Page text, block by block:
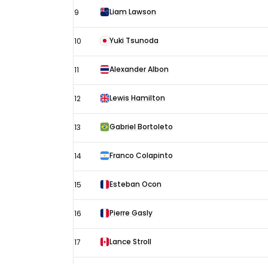
9 Liam Lawson
10 Yuki Tsunoda
11 Alexander Albon
12 Lewis Hamilton
13 Gabriel Bortoleto
14 Franco Colapinto
15 Esteban Ocon
16 Pierre Gasly
17 Lance Stroll